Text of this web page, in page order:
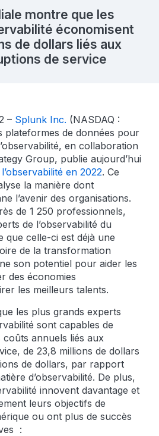
montre que les
économisent
de dollars liés aux
de service
– Splunk Inc. (NASDAQ :
plateformes de données pour
en collaboration
Group, publie aujourd’hui
en 2022. Ce
la manière dont
l’avenir des organisations.
de 1 250 professionnels,
de l’observabilité du
que celle-ci est déjà une
de la transformation
son potentiel pour aider les
des économies
les meilleurs talents.
les plus grands experts
sont capables de
coûts annuels liés aux
de 23,8 millions de dollars
de dollars, par rapport
d’observabilité. De plus,
innovent davantage et
leurs objectifs de
ou ont plus de succès
: